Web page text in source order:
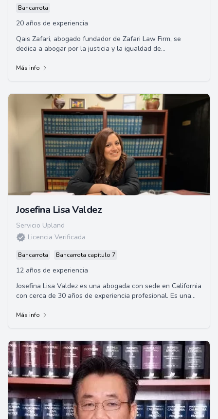
Bancarrota
20 años de experiencia
Qais Zafari, abogado fundador de Zafari Law Firm, se
dedica a abogar por la justicia y la igualdad de
Más info
Josefina Lisa Valdez
Servicio Upland
Licencia Verificada
Bancarrota Bancarrota capítulo 7
12 años de experiencia
Josefina Lisa Valdez es una abogada con sede en California
con cerca de 30 años de experiencia profesional. Es una
Más info